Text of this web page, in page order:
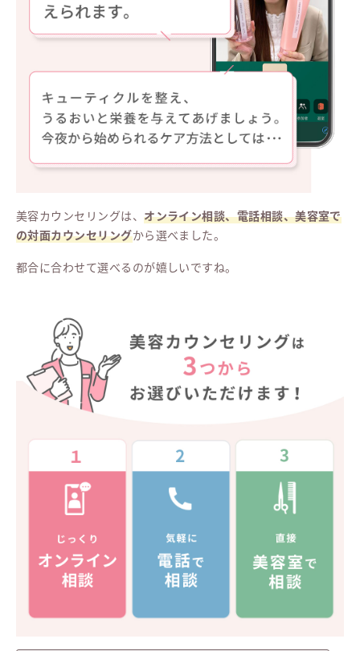
美容カウンセリングは、オンライン相談、電話相談、美容室で
の対面カウンセリングから選べました。
都合に合わせて選べるのが嬉しいですね。